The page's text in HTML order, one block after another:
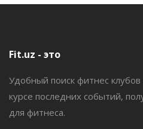
Fit.uz - это
Удобный поиск фитнес
курсе последних событий,
для фитнеса.